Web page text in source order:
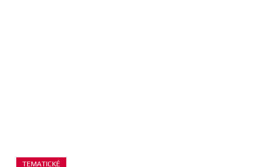
TEMATICKÉ